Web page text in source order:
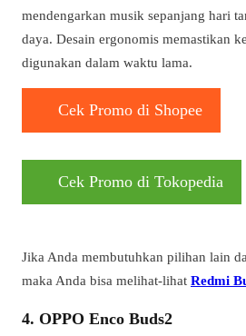
mendengarkan musik sepanjang hari
daya. Desain ergonomis memastikan
digunakan dalam waktu lama.
Cek Promo di Shopee
Cek Promo di Tokopedia
Jika Anda membutuhkan pilihan lain
maka Anda bisa melihat-lihat Redmi
4. OPPO Enco Buds2